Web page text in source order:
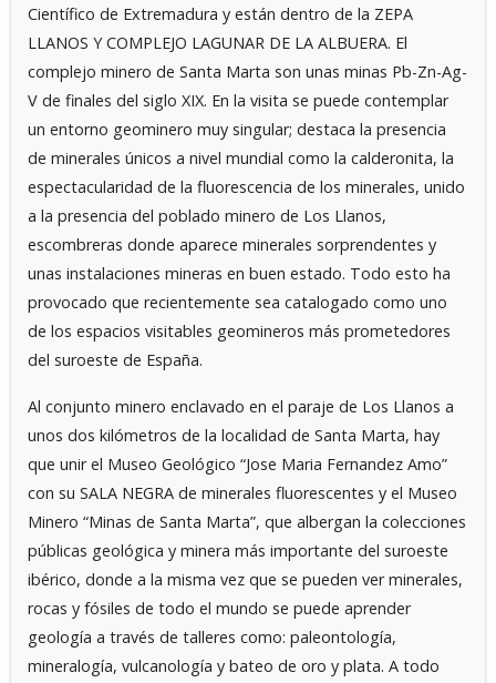
Científico de Extremadura y están dentro de la ZEPA
LLANOS Y COMPLEJO LAGUNAR DE LA ALBUERA. El
complejo minero de Santa Marta son unas minas Pb-Zn-Ag-
V de finales del siglo XIX. En la visita se puede contemplar
un entorno geominero muy singular; destaca la presencia
de minerales únicos a nivel mundial como la calderonita, la
espectacularidad de la fluorescencia de los minerales, unido
a la presencia del poblado minero de Los Llanos,
escombreras donde aparece minerales sorprendentes y
unas instalaciones mineras en buen estado. Todo esto ha
provocado que recientemente sea catalogado como uno
de los espacios visitables geomineros más prometedores
del suroeste de España.
Al conjunto minero enclavado en el paraje de Los Llanos a
unos dos kilómetros de la localidad de Santa Marta, hay
que unir el Museo Geológico “Jose Maria Fernandez Amo”
con su SALA NEGRA de minerales fluorescentes y el Museo
Minero “Minas de Santa Marta”, que albergan la colecciones
públicas geológica y minera más importante del suroeste
ibérico, donde a la misma vez que se pueden ver minerales,
rocas y fósiles de todo el mundo se puede aprender
geología a través de talleres como: paleontología,
mineralogía, vulcanología y bateo de oro y plata. A todo